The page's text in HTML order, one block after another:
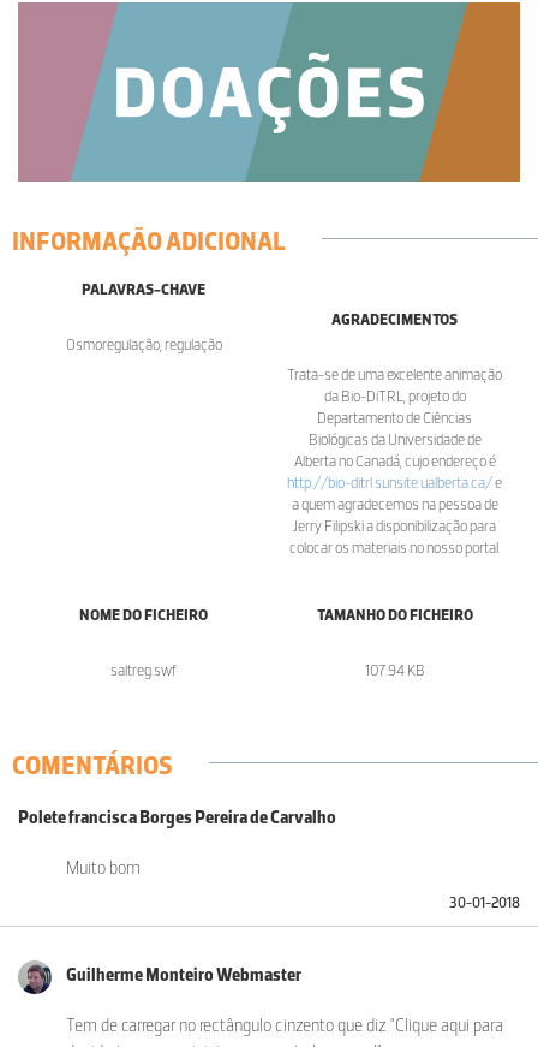
INFORMAÇÃO ADICIONAL
PALAVRAS-CHAVE
Osmoregulação, regulação
AGRADECIMENTOS
Trata-se de uma excelente animação
da Bio-DiTRL, projeto do
Departamento de Ciências
Biológicas da Universidade de
Alberta no Canadá, cujo endereço é
http://bio-ditrl.sunsite.ualberta.ca/e
a quem agradecemos na pessoa de
Jerry Filipski a disponibilização para
colocar os materiais no nosso portal.
NOME DO FICHEIRO
saltreg.swf
TAMANHO DO FICHEIRO
107.94 KB
COMENTÁRIOS
Polete francisca Borges Pereira de Carvalho
Muito bom
30-01-2018
Guilherme Monteiro Webmaster
Tem de carregar no rectângulo cinzento que diz "Clique aqui para